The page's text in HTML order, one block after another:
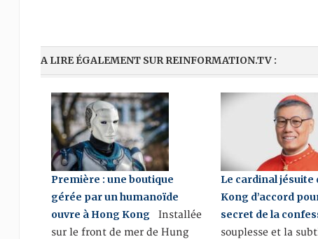
A LIRE ÉGALEMENT SUR REINFORMATION.TV :
Première : une boutique
gérée par un humanoïde
ouvre à Hong KongInstallée
sur le front de mer de Hung
Le cardinal jésuite
Kong d’accord
secret de la
souplesse et la